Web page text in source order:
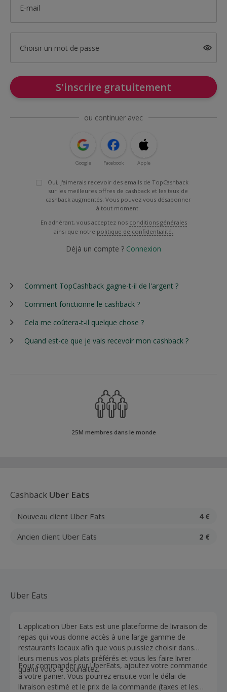
E-mail
Choisir un mot de passe
S'inscrire gratuitement
ou continuer avec
Google Facebook Apple
Oui, j'aimerais recevoir des emails de TopCashback
sur les meilleures offres de cashback et les taux de
cashback augmentés. Vous pouvez vous désabonner
à tout moment.
En adhérant, vous acceptez nos conditions générales
ainsi que notre politique de confidentialité.
Déjà un compte ? Connexion
Comment TopCashback gagne-t-il de l'argent ?
Comment fonctionne le cashback ?
Cela me coûtera-t-il quelque chose ?
Quand est-ce que je vais recevoir mon cashback ?
25M membres dans le monde
Cashback Uber Eats
Nouveau client Uber Eats 4 €
Ancien client Uber Eats 2 €
Uber Eats
L'application Uber Eats est une plateforme de livraison de
repas qui vous donne accès à une large gamme de
restaurants locaux afin que vous puissiez choisir dans
leurs menus vos plats préférés et vous les faire livrer
quand vous le souhaitez.
Pour commander sur UberEats, ajoutez votre commande
à votre panier. Vous pourrez ensuite voir le délai de
livraison estimé et le prix de la commande (taxes et les